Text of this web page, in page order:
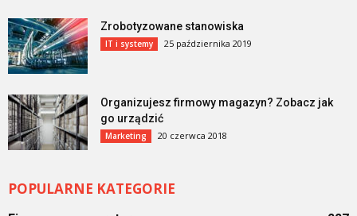
Zrobotyzowane stanowiska
IT i systemy 25 października 2019
Organizujesz firmowy magazyn? Zobacz jak
go urządzić
Marketing 20 czerwca 2018
POPULARNE KATEGORIE